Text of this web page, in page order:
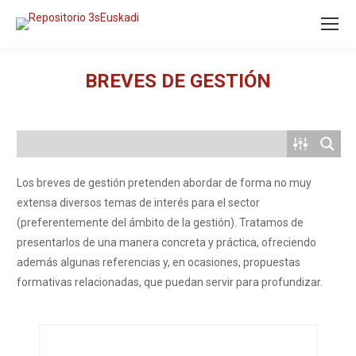
BREVES DE GESTIÓN
Los breves de gestión pretenden abordar de forma no muy
extensa diversos temas de interés para el sector
(preferentemente del ámbito de la gestión). Tratamos de
presentarlos de una manera concreta y práctica, ofreciendo
además algunas referencias y, en ocasiones, propuestas
formativas relacionadas, que puedan servir para profundizar.